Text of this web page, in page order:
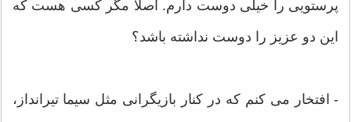
پرستویی را خیلی دوست دارم. اصلا مگر کسی هست که
این دو عزیز را دوست نداشته باشد؟
- افتخار می کنم که در کنار بازیگرانی مثل سیما تیرانداز،